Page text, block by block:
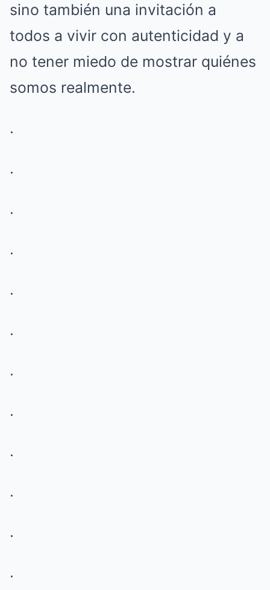
sino también una invitación a
todos a vivir con autenticidad y a
no tener miedo de mostrar quiénes
somos realmente.
.
.
.
.
.
.
.
.
.
.
.
.